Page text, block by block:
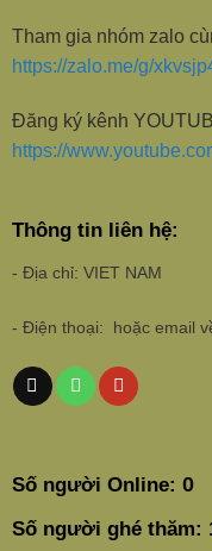
Tham gia nhóm zalo
https://zalo.me/g/
Đăng ký kênh
https://
Thông tin liên hệ:
- Địa chỉ: VIET NAM
- Điện thoại: hoặc email
Số người Online: 0
Số người ghé thăm: